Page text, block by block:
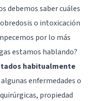
debemos saber cuáles
o intoxicación
por lo más
estamos hablando?
habitualmente
enfermedades o
propiedad